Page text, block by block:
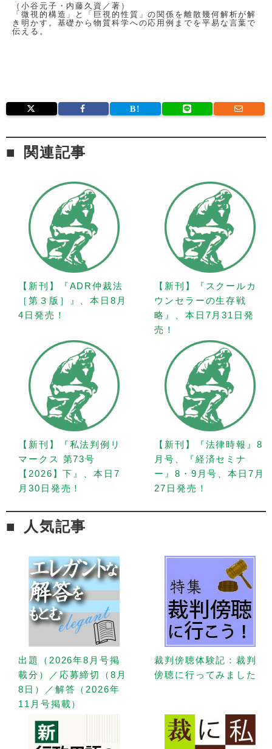
（小谷元子・内藤久資／著）
「微視的構造」と「巨視的性質」の関係を離散幾何解析が解
き明かす。基礎から物質科学への応用例までを平易な言葉で
伝える。
関連記事
【新刊】『ADR仲裁法
［第３版］』、本日8月
4日発売！
【新刊】『スクールカ
ウンセラーの生存戦
略』、本日7月31日発
売！
【新刊】『私法判例リ
マークス 第73号
【2026】下』、本日7
月30日発売！
【新刊】『法律時報』8
月号、『経済セミナ
ー』8・9月号、本日7月
27日発売！
人気記事
出題（2026年8月号掲
載分）／応募締切（8月
8日）／解答（2026年
11月号掲載）
裁判傍聴体験記：裁判
傍聴に行ってみました